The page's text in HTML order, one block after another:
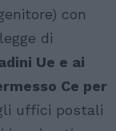
con
di
Ue e ai
Ce per
uffici postali